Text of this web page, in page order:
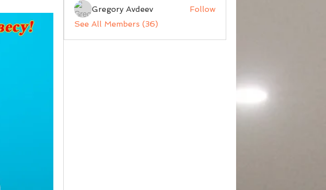
Gregory Avdeev
Follow
See All Members (36)